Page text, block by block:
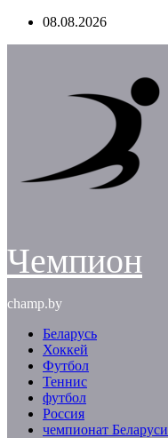
Перейти08.08.2026
Чемпион
champ.by
Беларусь
Хоккей
Футбол
Теннис
футбол
Россия
чемпионат Беларуси